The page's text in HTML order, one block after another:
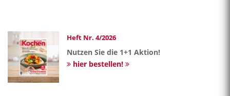
Heft Nr. 4/2026
Nutzen Sie die 1+1 Aktion!
hier bestellen!